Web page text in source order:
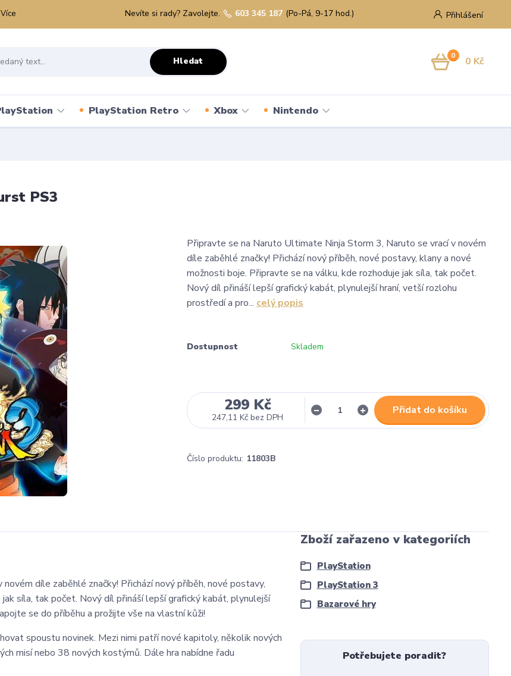
Více Přihlášení
Hledat
Nevíte si rady? Zavolejte. 603 345 187 (Po-Pá, 9-17 hod.)
0 0 Kč
PlayStation Retro Xbox Nintendo
PS3
Připravte se na Naruto Ultimate Ninja Storm 3, Naruto se vrací v novém
díle zaběhlé značky! Přichází nový příběh, nové postavy, klany a nové
možnosti boje. Připravte se na válku, kde rozhoduje jak síla, tak počet.
Nový díl přináší lepší grafický kabát, plynulejší hraní, vetší rozlohu
prostředí a pro... celý popis
Dostupnost Skladem
299 Kč
247,11 Kč bez DPH
Přidat do košíku
Číslo produktu: 11803B
díle zaběhlé značky! Přichází nový příběh, nové postavy,
síla, tak počet. Nový díl přináší lepší grafický kabát, plynulejší
se do příběhu a prožijte vše na vlastní kůži!
spoustu novinek. Mezi nimi patří nové kapitoly, několik nových
misí nebo 38 nových kostýmů. Dále hra nabídne řadu
Zboží zařazeno v kategoriích
PlayStation
PlayStation 3
Bazarové hry
Potřebujete poradit?